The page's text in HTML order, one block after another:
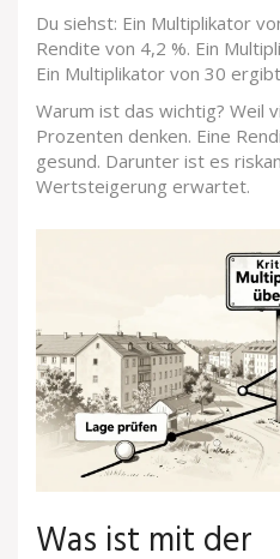
Du siehst: Ein Multiplikator
Rendite von 4,2 %. Ein
Ein Multiplikator von 30
Warum ist das wichtig? Weil
Prozenten denken. Eine
gesund. Darunter ist es
Wertsteigerung erwartet.
Was ist mit der